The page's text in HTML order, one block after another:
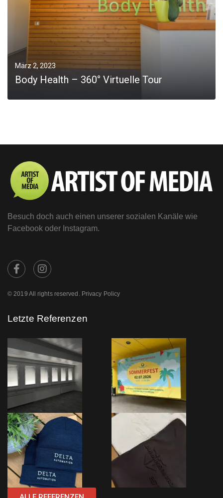
März 2, 2023
Body Health – 360° Virtuelle Tour
Besuch doch auch einen unserer sozialen Kanäle wie
Facebook oder Instagram.
© 2019 All rights reserved. Privacy Policy
Letzte Referenzen